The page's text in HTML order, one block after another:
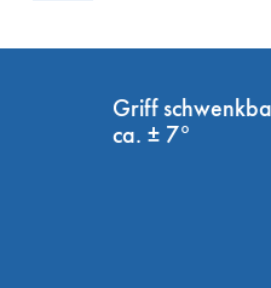
Griff
ca. ± 7°